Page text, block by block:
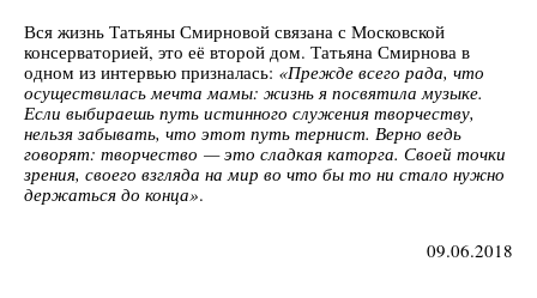
Вся жизнь Татьяны Смирновой связана с Московской
консерваторией, это её второй дом. Татьяна Смирнова в
одном из интервью призналась: «Прежде всего рада, что
осуществилась мечта мамы: жизнь я посвятила музыке.
Если выбираешь путь истинного служения творчеству,
нельзя забывать, что этот путь тернист. Верно ведь
говорят: творчество — это сладкая каторга. Своей точки
зрения, своего взгляда на мир во что бы то ни стало нужно
держаться до конца».
09.06.2018